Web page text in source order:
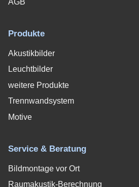
Produkte
Akustikbilder
Leuchtbilder
weitere Produkte
Trennwandsystem
Motive
Service & Beratung
Bildmontage vor Ort
Raumakustik-Berechnung